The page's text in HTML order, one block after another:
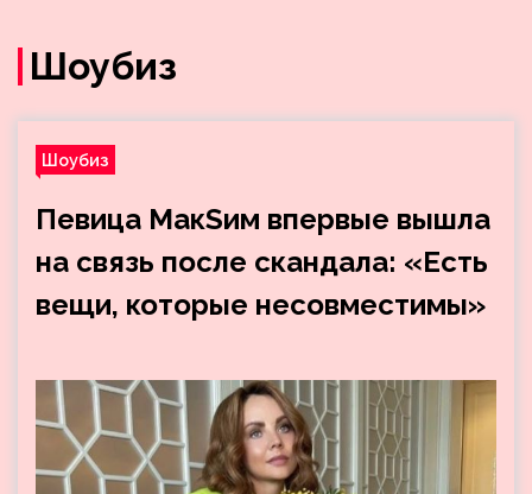
Шоубиз
Шоубиз
Певица МакSим впервые вышла
на связь после скандала: «Есть
вещи, которые несовместимы»